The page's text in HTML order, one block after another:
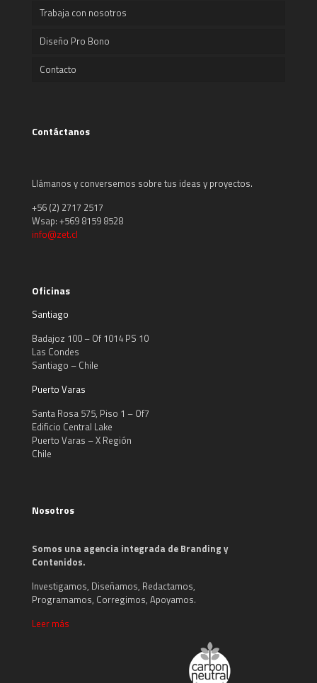
Trabaja con nosotros
Diseño Pro Bono
Contacto
Contáctanos
Llámanos y conversemos sobre tus ideas y proyectos.
+56 (2) 2717 2517
Wsap: +569 8159 8528
info@zet.cl
Oficinas
Santiago
Badajoz 100 – Of 1014 PS 10
Las Condes
Santiago – Chile
Puerto Varas
Santa Rosa 575, Piso 1 – Of7
Edificio Central Lake
Puerto Varas – X Región
Chile
Nosotros
Somos una agencia integrada de Branding y
Contenidos.
Investigamos, Diseñamos, Redactamos,
Programamos, Corregimos, Apoyamos.
Leer más